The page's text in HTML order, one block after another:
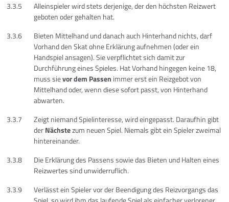
3.3.5
Alleinspieler wird stets derjenige, der den höchsten Reizwert
geboten oder gehalten hat.
3.3.6
Bieten Mittelhand und danach auch Hinterhand nichts, darf
Vorhand den Skat ohne Erklärung aufnehmen (oder ein
Handspiel ansagen). Sie verpflichtet sich damit zur
Durchführung eines Spieles. Hat Vorhand hingegen keine 18,
muss sievor dem Passen immer erst ein Reizgebot von
Mittelhand oder, wenn diese sofort passt, von Hinterhand
abwarten.
3.3.7
Zeigt niemand Spielinteresse, wird eingepasst. Daraufhin gibt
derNächstezum neuen Spiel. Niemals gibt ein Spieler zweimal
hintereinander.
3.3.8
Die Erklärung des Passens sowie das Bieten und Halten eines
Reizwertes sind unwiderruflich.
3.3.9
Verlässt ein Spieler vor der Beendigung des Reizvorgangs das